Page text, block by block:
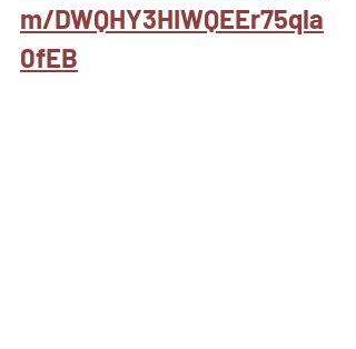
m/DWQHY3HIWQEEr75qla
0fEB